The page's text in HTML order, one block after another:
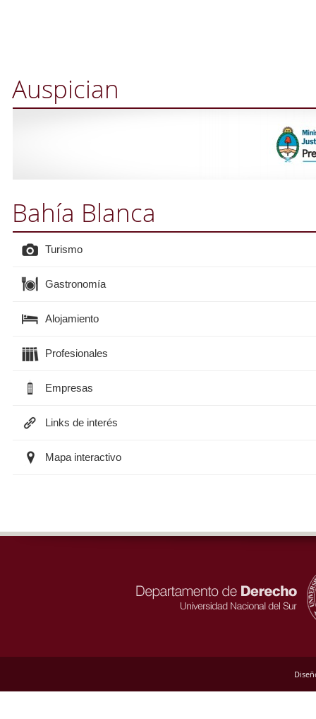
Auspician
Bahía Blanca
Turismo
Gastronomía
Alojamiento
Profesionales
Empresas
Links de interés
Mapa interactivo